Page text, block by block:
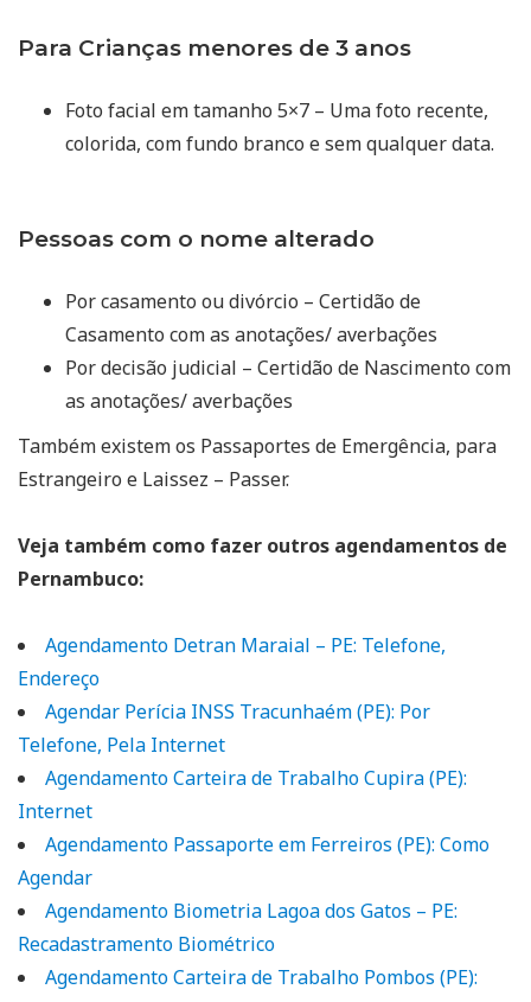
Para Crianças menores de 3 anos
Foto facial em tamanho 5×7 – Uma foto recente,
colorida, com fundo branco e sem qualquer data.
Pessoas com o nome alterado
Por casamento ou divórcio – Certidão de
Casamento com as anotações/ averbações
Por decisão judicial – Certidão de Nascimento com
as anotações/ averbações
Também existem os Passaportes de Emergência, para
Estrangeiro e Laissez – Passer.
Veja também como fazer outros agendamentos de
Pernambuco:
Agendamento Detran Maraial – PE: Telefone,
Endereço
Agendar Perícia INSS Tracunhaém (PE): Por
Telefone, Pela Internet
Agendamento Carteira de Trabalho Cupira (PE):
Internet
Agendamento Passaporte em Ferreiros (PE): Como
Agendar
Agendamento Biometria Lagoa dos Gatos – PE:
Recadastramento Biométrico
Agendamento Carteira de Trabalho Pombos (PE):